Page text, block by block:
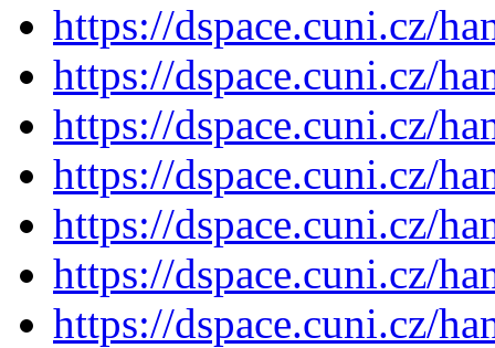
https://dspace.cuni.cz/
https://dspace.cuni.cz/
https://dspace.cuni.cz/
https://dspace.cuni.cz/
https://dspace.cuni.cz/
https://dspace.cuni.cz/
https://dspace.cuni.cz/